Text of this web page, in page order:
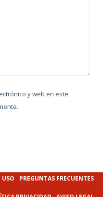
y web en este
USO PREGUNTAS FRECUENTES